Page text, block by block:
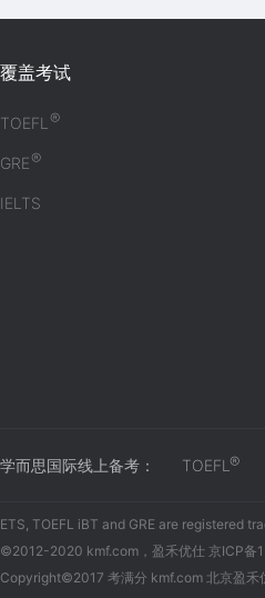
覆盖考试
TOEFL®
GRE®
IELTS
学而思国际线上备考： TOEFL ®
ETS, TOEFL iBT and GRE are registered
©2012-2020 kmf.com，盈禾优仕 京ICP备
Copyright©2017 考满分 kmf.com 北京盈禾